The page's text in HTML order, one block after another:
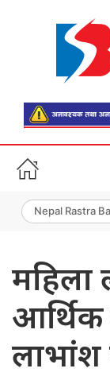
Nepal Rastra
महिला
आर्थिक
लाभांश